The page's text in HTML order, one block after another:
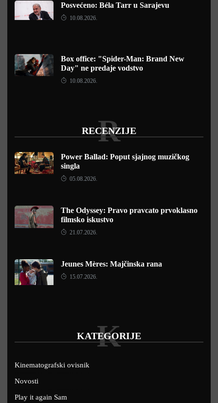
Posvećeno: Béla Tarr u Sarajevu
10.08.2026.
Box office: "Spider-Man: Brand New
Day" ne predaje vodstvo
10.08.2026.
RECENZIJE
R
Power Ballad: Poput sjajnog muzičkog
singla
05.08.2026.
The Odyssey: Pravo pravcato prvoklasno
filmsko iskustvo
21.07.2026.
Jeunes Mères: Majčinska rana
15.07.2026.
KATEGORIJE
K
Kinematografski ovisnik
Novosti
Play it again Sam